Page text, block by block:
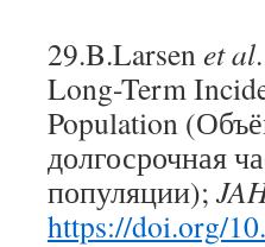
29.B.Larsenet al
Long-Term
Population
долгосрочная
популяции);
https://doi.org/